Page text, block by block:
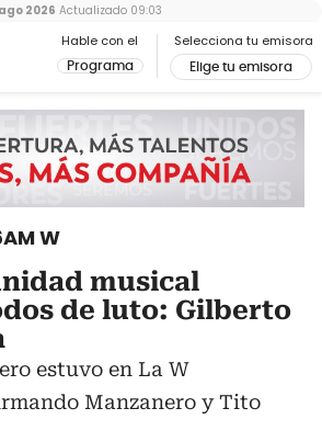
Hable con el
Programa
Selecciona tu emisora
Elige tu emisora
2026 Actualizado 09:03
W
musical
de luto: Gilberto
estuvo en La W
Manzanero y Tito